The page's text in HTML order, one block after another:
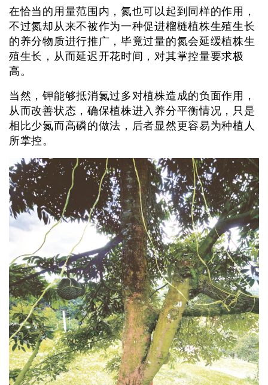
在恰当的用量范围内，氮也可以起到同样的作用，
不过氮却从来不被作为一种促进榴梿植株生殖生长
的养分物质进行推广，毕竟过量的氮会延缓植株生
殖生长，从而延迟开花时间，对其掌控量要求极
高。
当然，钾能够抵消氮过多对植株造成的负面作用，
从而改善状态，确保植株进入养分平衡情况，只是
相比少氮而高磷的做法，后者显然更容易为种植人
所掌控。